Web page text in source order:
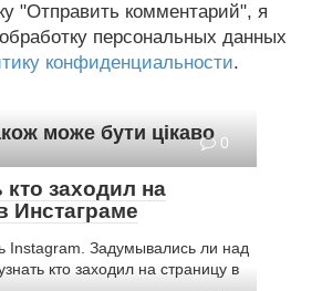
"Отправить комментарий", я
персональных данных
конфиденциальности.
може бути цікаво 0
кто заходил на
Инстаграме
Instagram. Задумывались ли над
кто заходил на страницу в